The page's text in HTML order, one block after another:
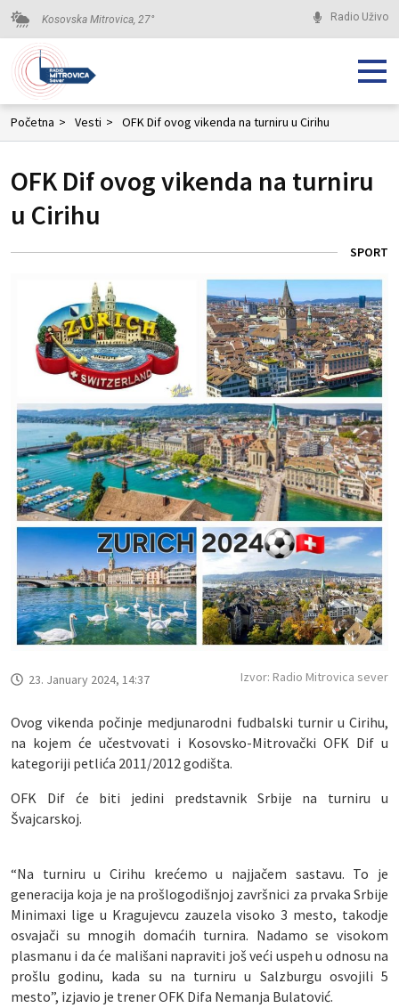
Kosovska Mitrovica, 27° Radio Uživo
Početna > Vesti > OFK Dif ovog vikenda na turniru u Cirihu
OFK Dif ovog vikenda na turniru
u Cirihu
SPORT
23. January 2024, 14:37 Izvor: Radio Mitrovica sever
Ovog vikenda počinje medjunarodni fudbalski turnir u Cirihu,
na kojem će učestvovati i Kosovsko-Mitrovački OFK Dif u
kategoriji petlića 2011/2012 godišta.
OFK Dif će biti jedini predstavnik Srbije na turniru u
Švajcarskoj.
“Na turniru u Cirihu krećemo u najjačem sastavu. To je
generacija koja je na prošlogodišnjoj završnici za prvaka Srbije
Minimaxi lige u Kragujevcu zauzela visoko 3 mesto, takodje
osvajači su mnogih domaćih turnira. Nadamo se visokom
plasmanu i da će mališani napraviti još veći uspeh u odnosu na
prošlu godinu, kada su na turniru u Salzburgu osvojili 5
mesto”, izjavio je trener OFK Difa Nemanja Bulatović.